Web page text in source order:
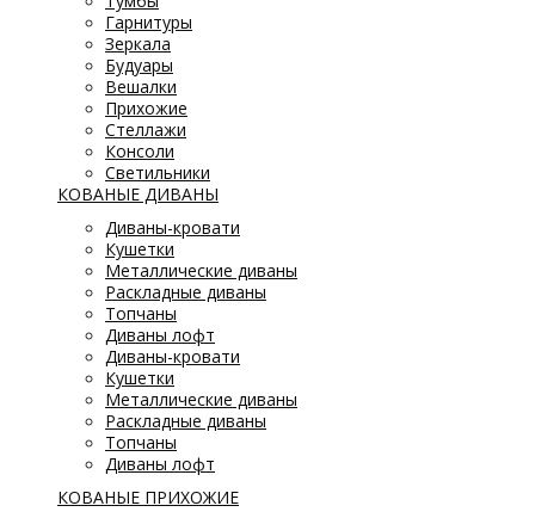
Гарнитуры
Зеркала
Будуары
Вешалки
Прихожие
Стеллажи
Консоли
Светильники
КОВАНЫЕ ДИВАНЫ
Диваны-кровати
Кушетки
Металлические диваны
Раскладные диваны
Топчаны
Диваны лофт
Диваны-кровати
Кушетки
Металлические диваны
Раскладные диваны
Топчаны
Диваны лофт
КОВАНЫЕ ПРИХОЖИЕ